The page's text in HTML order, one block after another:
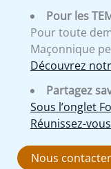
Pour les
Pour toute
Maçonnique
Découvrez
Partagez
Sous l’onglet
Réunissez-
Nous contacter